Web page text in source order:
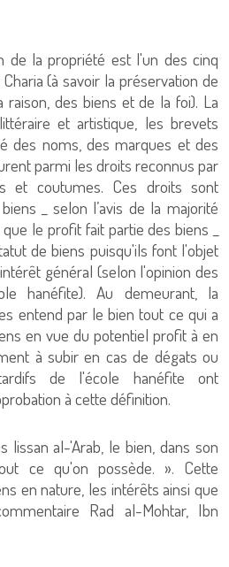
de la propriété est l'un des cinq
(à savoir la préservation de
raison, des biens et de la foi). La
et artistique, les brevets
des noms, des marques et des
parmi les droits reconnus par
et coutumes. Ces droits sont
_ selon l’avis de la majorité
le profit fait partie des biens _
de biens puisqu'ils font l'objet
général (selon l'opinion des
hanéfite). Au demeurant, la
entend par le bien tout ce qui a
en vue du potentiel profit à en
à subir en cas de dégats ou
de l'école hanéfite ont
à cette définition.
lissan al-'Arab, le bien, dans son
ce qu'on possède. ». Cette
en nature, les intérêts ainsi que
Rad al-Mohtar, Ibn